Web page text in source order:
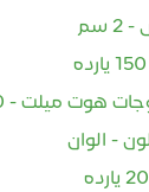
سم
هوت ميلت - 60 سم